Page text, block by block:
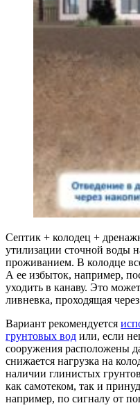
Септик + колодец +
утилизации сточной воды
проживанием. В колодце
А ее избыток, например,
уходить в канаву. Это
ливневка, проходящая
Вариант рекомендуется
грунтовых вод или, если
сооружения расположены
снижается нагрузка на
наличии глинистых
как самотеком, так и
например, по сигналу от